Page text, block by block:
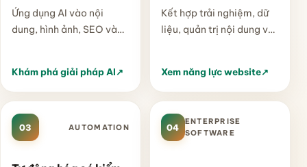
Ứng dụng AI vào nội
dung, hình ảnh, SEO và
lớp kiểm soát của con
người.
Khám phá giải pháp AI↗
Kết hợp trải nghiệm, dữ
liệu, quản trị nội dung và
thống vận hành thực sự.
Xem năng lực website↗
03 AUTOMATION 04
ENTERPRISE
SOFTWARE